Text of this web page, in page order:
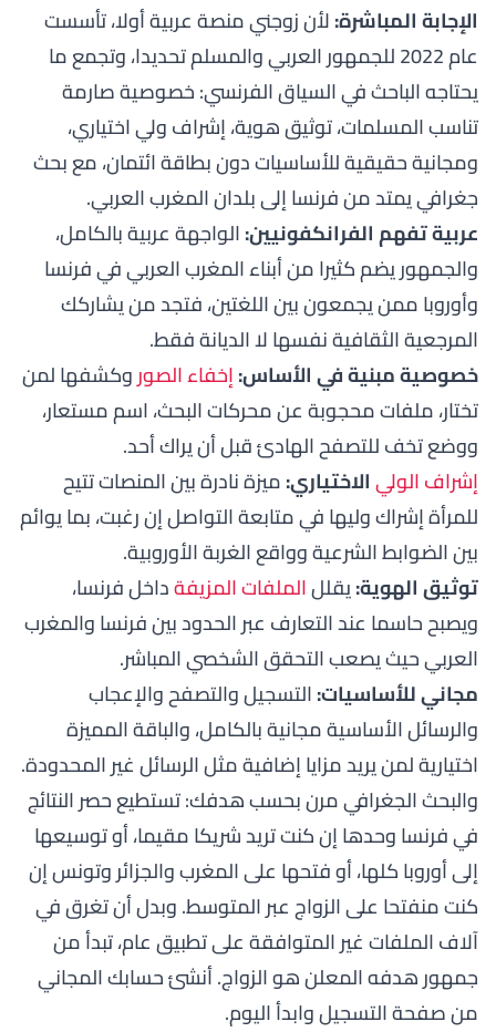
الإجابة المباشرة:لأن زوجني منصة عربية أولا، تأسست
عام 2022 للجمهور العربي والمسلم تحديدا، وتجمع ما
يحتاجه الباحث في السياق الفرنسي: خصوصية صارمة
تناسب المسلمات، توثيق هوية، إشراف ولي اختياري،
ومجانية حقيقية للأساسيات دون بطاقة ائتمان، مع بحث
جغرافي يمتد من فرنسا إلى بلدان المغرب العربي.
عربية تفهم الفرانكفونيين:الواجهة عربية بالكامل،
والجمهور يضم كثيرا من أبناء المغرب العربي في فرنسا
وأوروبا ممن يجمعون بين اللغتين، فتجد من يشاركك
المرجعية الثقافية نفسها لا الديانة فقط.
خصوصية مبنية في الأساس:إخفاء الصوروكشفها لمن
تختار، ملفات محجوبة عن محركات البحث، اسم مستعار،
ووضع تخف للتصفح الهادئ قبل أن يراك أحد.
إشراف الوليالاختياري:ميزة نادرة بين المنصات تتيح
للمرأة إشراك وليها في متابعة التواصل إن رغبت، بما يوائم
بين الضوابط الشرعية وواقع الغربة الأوروبية.
توثيق الهوية:يقللالملفات المزيفةداخل فرنسا،
ويصبح حاسما عند التعارف عبر الحدود بين فرنسا والمغرب
العربي حيث يصعب التحقق الشخصي المباشر.
مجاني للأساسيات:التسجيل والتصفح والإعجاب
والرسائل الأساسية مجانية بالكامل، والباقة المميزة
اختيارية لمن يريد مزايا إضافية مثل الرسائل غير المحدودة.
والبحث الجغرافي مرن بحسب هدفك: تستطيع حصر النتائج
في فرنسا وحدها إن كنت تريد شريكا مقيما، أو توسيعها
إلى أوروبا كلها، أو فتحها على المغرب والجزائر وتونس إن
كنت منفتحا على الزواج عبر المتوسط. وبدل أن تغرق في
آلاف الملفات غير المتوافقة على تطبيق عام، تبدأ من
جمهور هدفه المعلن هو الزواج. أنشئ حسابك المجاني
منصفحة التسجيلوابدأ اليوم.